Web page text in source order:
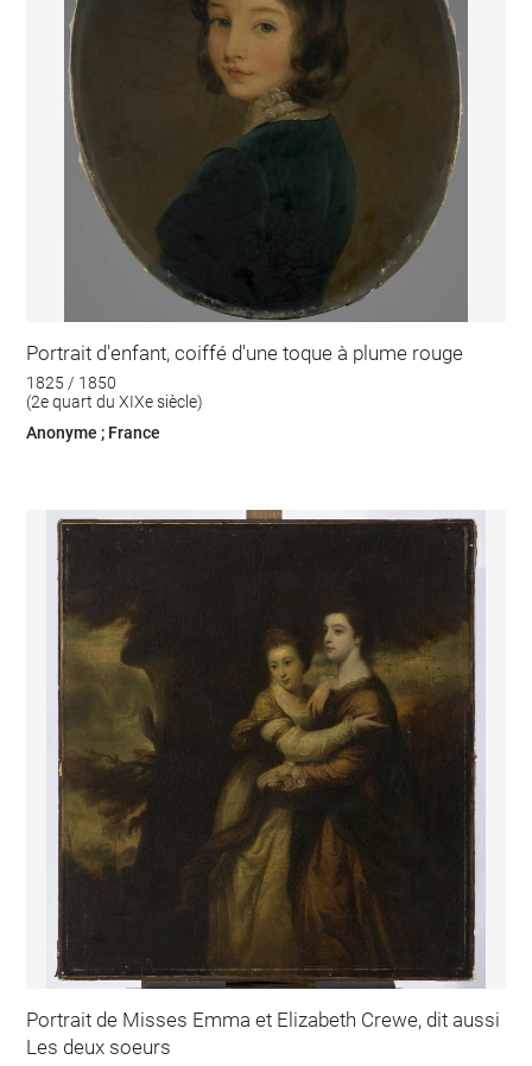
Portrait d'enfant, coiffé d'une toque à plume rouge
1825 / 1850
(2e quart du XIXe siècle)
Anonyme ; France
Portrait de Misses Emma et Elizabeth Crewe, dit aussi
Les deux soeurs